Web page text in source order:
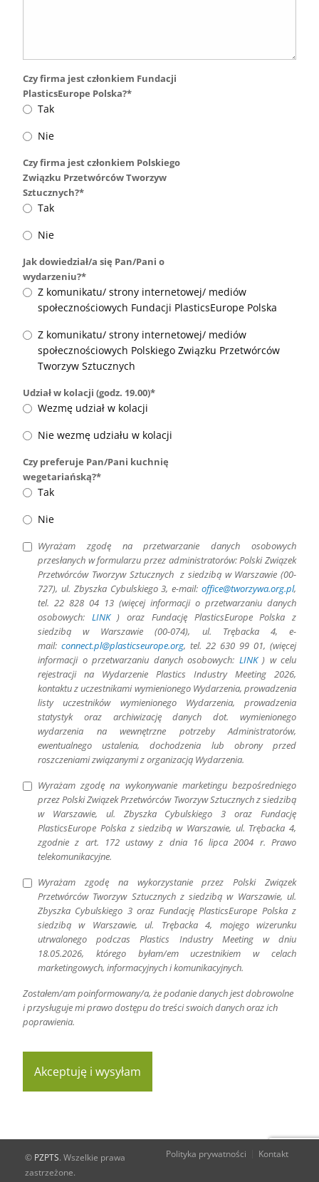
Czy firma jest członkiem Fundacji
PlasticsEurope Polska?*
Tak
Nie
Czy firma jest członkiem Polskiego
Związku Przetwórców Tworzyw
Sztucznych?*
Tak
Nie
Jak dowiedział/a się Pan/Pani o
wydarzeniu?*
Z komunikatu/ strony internetowej/ mediów
społecznościowych Fundacji PlasticsEurope Polska
Z komunikatu/ strony internetowej/ mediów
społecznościowych Polskiego Związku Przetwórców
Tworzyw Sztucznych
Udział w kolacji (godz. 19.00)*
Wezmę udział w kolacji
Nie wezmę udziału w kolacji
Czy preferuje Pan/Pani kuchnię
wegetariańską?*
Tak
Nie
Wyrażam zgodę na przetwarzanie danych osobowych
przesłanych w formularzu przez administratorów: Polski Związek
Przetwórców Tworzyw Sztucznych z siedzibą w Warszawie (00-
727), ul. Zbyszka Cybulskiego 3, e-mail: office@tworzywa.org.pl,
tel. 22 828 04 13 (więcej informacji o przetwarzaniu danych
osobowych: LINK) oraz Fundację PlasticsEurope Polska z
siedzibą w Warszawie (00-074), ul. Trębacka 4, e-
mail: connect.pl@plasticseurope.org, tel. 22 630 99 01, (więcej
informacji o przetwarzaniu danych osobowych: LINK) w celu
rejestracji na Wydarzenie Plastics Industry Meeting 2026,
kontaktu z uczestnikami wymienionego Wydarzenia, prowadzenia
listy uczestników wymienionego Wydarzenia, prowadzenia
statystyk oraz archiwizację danych dot. wymienionego
wydarzenia na wewnętrzne potrzeby Administratorów,
ewentualnego ustalenia, dochodzenia lub obrony przed
roszczeniami związanymi z organizacją Wydarzenia.
Wyrażam zgodę na wykonywanie marketingu bezpośredniego
przez Polski Związek Przetwórców Tworzyw Sztucznych z siedzibą
w Warszawie, ul. Zbyszka Cybulskiego 3 oraz Fundację
PlasticsEurope Polska z siedzibą w Warszawie, ul. Trębacka 4,
zgodnie z art. 172 ustawy z dnia 16 lipca 2004 r. Prawo
telekomunikacyjne.
Wyrażam zgodę na wykorzystanie przez Polski Związek
Przetwórców Tworzyw Sztucznych z siedzibą w Warszawie, ul.
Zbyszka Cybulskiego 3 oraz Fundację PlasticsEurope Polska z
siedzibą w Warszawie, ul. Trębacka 4, mojego wizerunku
utrwalonego podczas Plastics Industry Meeting w dniu
18.05.2026, którego byłam/em uczestnikiem w celach
marketingowych, informacyjnych i komunikacyjnych.
Zostałem/am poinformowany/a, że podanie danych jest dobrowolne
i przysługuje mi prawo dostępu do treści swoich danych oraz ich
poprawienia.
Akceptuję i wysyłam
© PZPTS. Wszelkie prawa
zastrzeżone.
Polityka prywatności Kontakt